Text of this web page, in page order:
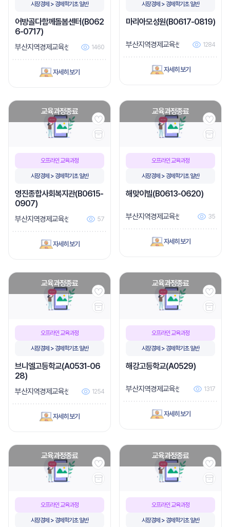
시장경제 > 경제학기초 일반
어방골다함께돌봄센터(B062
6-0717)
부산지역경제교육센터 1460
자세히 보기
시장경제 > 경제학기초 일반
마리아모성원(B0617-0819)
부산지역경제교육센터 1284
자세히 보기
교육과정종료
오프라인 교육과정
시장경제 > 경제학기초 일반
영진종합사회복지관(B0615-
0907)
부산지역경제교육센터 57
자세히 보기
교육과정종료
오프라인 교육과정
시장경제 > 경제학기초 일반
해맞이빌(B0613-0620)
부산지역경제교육센터 35
자세히 보기
교육과정종료
오프라인 교육과정
시장경제 > 경제학기초 일반
브니엘고등학교(A0531-06
28)
부산지역경제교육센터 1254
자세히 보기
교육과정종료
오프라인 교육과정
시장경제 > 경제학기초 일반
해강고등학교(A0529)
부산지역경제교육센터 1317
자세히 보기
교육과정종료
오프라인 교육과정
시장경제 > 경제학기초 일반
교육과정종료
오프라인 교육과정
시장경제 > 경제학기초 일반